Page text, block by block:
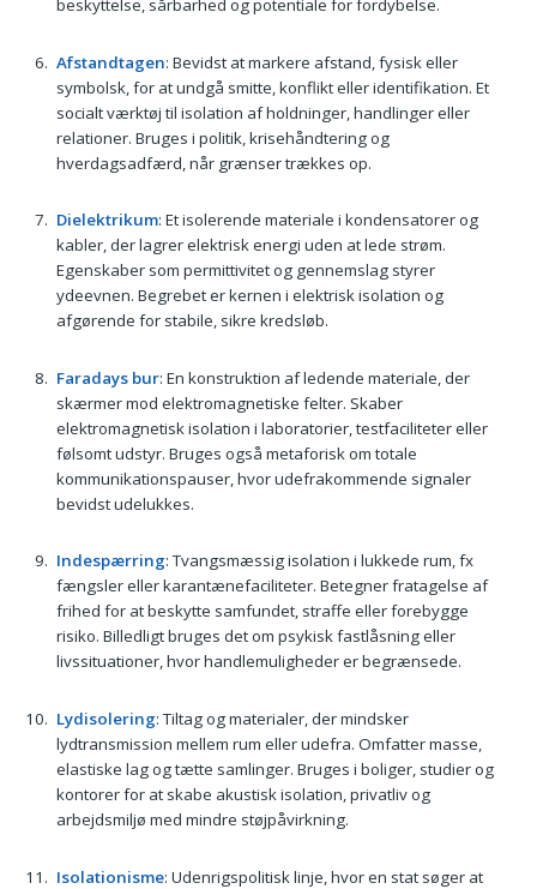
beskyttelse, sårbarhed og potentiale for fordybelse.
Afstandtagen: Bevidst at markere afstand, fysisk eller
symbolsk, for at undgå smitte, konflikt eller identifikation. Et
socialt værktøj til isolation af holdninger, handlinger eller
relationer. Bruges i politik, krisehåndtering og
hverdagsadfærd, når grænser trækkes op.
Dielektrikum: Et isolerende materiale i kondensatorer og
kabler, der lagrer elektrisk energi uden at lede strøm.
Egenskaber som permittivitet og gennemslag styrer
ydeevnen. Begrebet er kernen i elektrisk isolation og
afgørende for stabile, sikre kredsløb.
Faradays bur: En konstruktion af ledende materiale, der
skærmer mod elektromagnetiske felter. Skaber
elektromagnetisk isolation i laboratorier, testfaciliteter eller
følsomt udstyr. Bruges også metaforisk om totale
kommunikationspauser, hvor udefrakommende signaler
bevidst udelukkes.
Indespærring: Tvangsmæssig isolation i lukkede rum, fx
fængsler eller karantænefaciliteter. Betegner fratagelse af
frihed for at beskytte samfundet, straffe eller forebygge
risiko. Billedligt bruges det om psykisk fastlåsning eller
livssituationer, hvor handlemuligheder er begrænsede.
Lydisolering: Tiltag og materialer, der mindsker
lydtransmission mellem rum eller udefra. Omfatter masse,
elastiske lag og tætte samlinger. Bruges i boliger, studier og
kontorer for at skabe akustisk isolation, privatliv og
arbejdsmiljø med mindre støjpåvirkning.
Isolationisme: Udenrigspolitisk linje, hvor en stat søger at